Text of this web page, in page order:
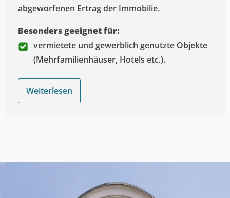
abgeworfenen Ertrag der Immobilie.
Besonders geeignet für:
vermietete und gewerblich genutzte Objekte
(Mehrfamilienhäuser, Hotels etc.).
Weiterlesen